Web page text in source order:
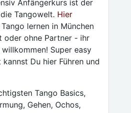
Anfängerkurs ist der
Tangowelt. Hier
lernen in München
oder ohne Partner - ihr
Super easy
Du hier Führen und
Tango Basics,
Gehen, Ochos,